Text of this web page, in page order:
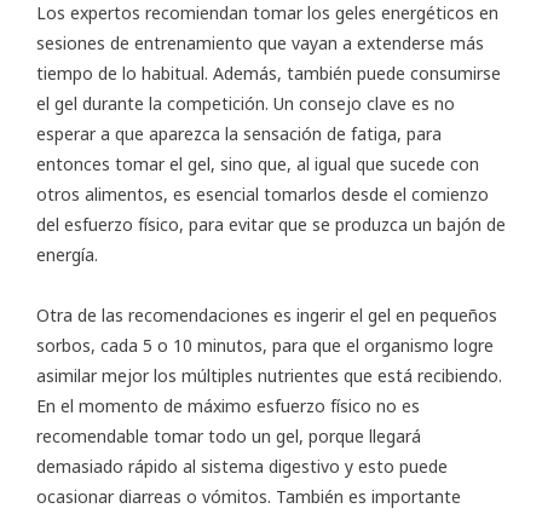
Los expertos recomiendan tomar los geles energéticos en
sesiones de entrenamiento que vayan a extenderse más
tiempo de lo habitual. Además, también puede consumirse
el gel durante la competición. Un consejo clave es no
esperar a que aparezca la sensación de fatiga, para
entonces tomar el gel, sino que, al igual que sucede con
otros alimentos, es esencial tomarlos desde el comienzo
del esfuerzo físico, para evitar que se produzca un bajón de
energía.
Otra de las recomendaciones es ingerir el gel en pequeños
sorbos, cada 5 o 10 minutos, para que el organismo logre
asimilar mejor los múltiples nutrientes que está recibiendo.
En el momento de máximo esfuerzo físico no es
recomendable tomar todo un gel, porque llegará
demasiado rápido al sistema digestivo y esto puede
ocasionar diarreas o vómitos. También es importante